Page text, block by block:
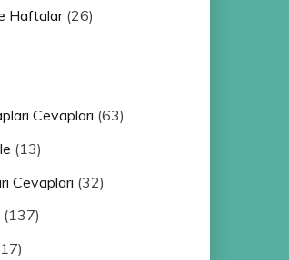
Haftalar(26)
Cevapları (63)
(13)
Cevapları (32)
(137)